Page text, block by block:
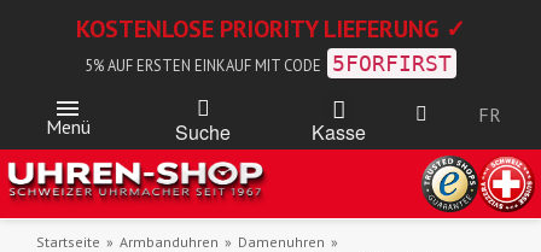
KOSTENLOSE PRIORITY LIEFERUNG ✓
5% AUF ERSTEN EINKAUF MIT CODE 5FORFIRST
Menü Suche Kasse
FR
Startseite Armbanduhren
Damenuhren